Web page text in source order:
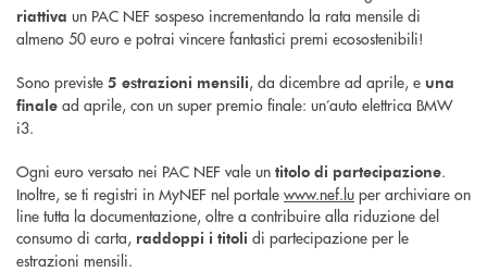
riattiva un PAC NEF sospeso incrementando la rata mensile di
almeno 50 euro e potrai vincere fantastici premi ecosostenibili!
Sono previste 5 estrazioni mensili, da dicembre ad aprile, e una
finale ad aprile, con un super premio finale: un’auto elettrica BMW
i3.
Ogni euro versato nei PAC NEF vale un titolo di partecipazione.
Inoltre, se ti registri in MyNEF nel portale www.nef.lu per archiviare on
line tutta la documentazione, oltre a contribuire alla riduzione del
consumo di carta, raddoppi i titoli di partecipazione per le
estrazioni mensili.